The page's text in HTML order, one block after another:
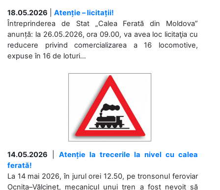
18.05.2026
Atenție – licitații!
Întreprinderea de Stat „Calea Ferată din Moldova”
anunță: la 26.05.2026, ora 09.00, va avea loc licitaţia cu
reducere privind comercializarea a 16 locomotive,
expuse în 16 de loturi...
14.05.2026
Atenție la trecerile la nivel cu calea
ferată!
La 14 mai 2026, în jurul orei 12.50, pe tronsonul feroviar
Ocnița–Vălcineț, mecanicul unui tren a fost nevoit să